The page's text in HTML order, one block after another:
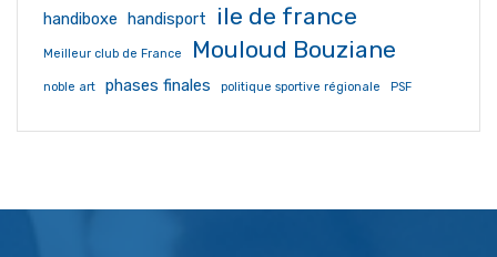
handiboxe handisport ile de france
Meilleur club de France Mouloud Bouziane
noble art phases finales politique sportive régionale PSF